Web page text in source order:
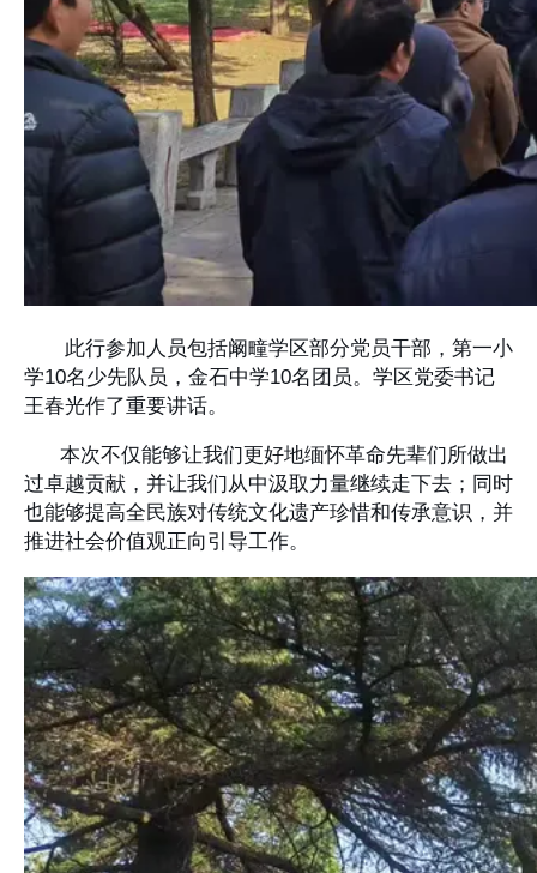
此行参加人员包括阚疃学区部分党员干部，第一小
学10名少先队员，金石中学10名团员。学区党委书记
王春光作了重要讲话。
本次不仅能够让我们更好地缅怀革命先辈们所做出
过卓越贡献，并让我们从中汲取力量继续走下去；同时
也能够提高全民族对传统文化遗产珍惜和传承意识，并
推进社会价值观正向引导工作。